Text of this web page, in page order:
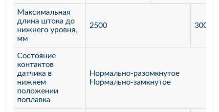
Максимальная
длина штока до
нижнего уровня,
мм
2500 3000
Состояние
контактов
датчика в
нижнем
положении
поплавка
Нормально-разомкнутое
Нормально-замкнутое